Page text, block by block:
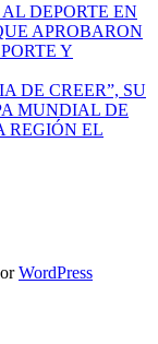
DEPORTE EN
APROBARON
Y
DE CREER”, SU
MUNDIAL DE
REGIÓN EL
WordPress